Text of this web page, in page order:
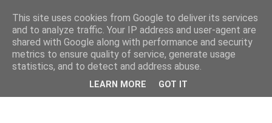
This site uses cookies from Google to deliver its services
and to analyze traffic. Your IP address and user-agent are
shared with Google along with performance and security
metrics to ensure quality of service, generate usage
statistics, and to detect and address abuse.
LEARN MORE GOT IT